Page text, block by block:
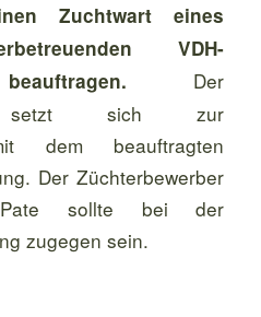
Zuchtwart eines
VDH-
Der
setzt sich zur
dem beauftragten
Der Züchterbewerber
sollte bei der
zugegen sein.